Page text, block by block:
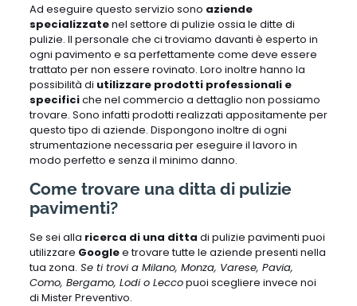
Ad eseguire questo servizio sono aziende
specializzatenel settore di pulizie ossia le ditte di
pulizie. Il personale che ci troviamo davanti è esperto in
ogni pavimento e sa perfettamente come deve essere
trattato per non essere rovinato. Loro inoltre hanno la
possibilità di utilizzare prodotti professionali e
specificiche nel commercio a dettaglio non possiamo
trovare. Sono infatti prodotti realizzati appositamente per
questo tipo di aziende. Dispongono inoltre di ogni
strumentazione necessaria per eseguire il lavoro in
modo perfetto e senza il minimo danno.
Come trovare una ditta di pulizie
pavimenti?
Se sei alla ricerca di una ditta di pulizie pavimenti puoi
utilizzare Googlee trovare tutte le aziende presenti nella
tua zona. Se ti trovi a Milano, Monza, Varese, Pavia,
Como, Bergamo, Lodi o Leccopuoi scegliere invece noi
di Mister Preventivo.